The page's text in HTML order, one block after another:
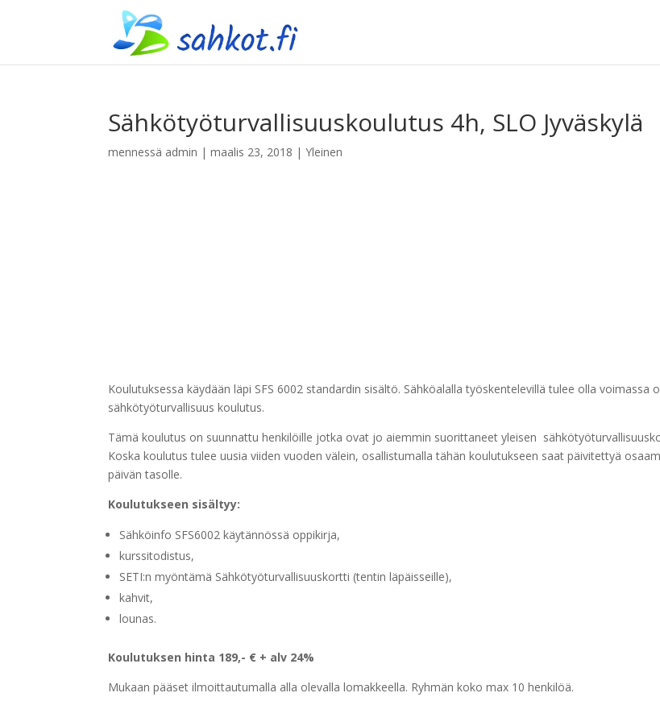
Sähkötyöturvallisuuskoulutus 4h, SLO Jyväskylä
mennessä admin |maalis 23, 2018 | Yleinen
Koulutuksessa käydään läpi SFS 6002 standardin sisältö. Sähköalalla työskentelevillä tulee olla voimassa
sähkötyöturvallisuus koulutus.
Tämä koulutus on suunnattu henkilöille jotka ovat jo aiemmin suorittaneet yleisen
Koska koulutus tulee uusia viiden vuoden välein, osallistumalla tähän koulutukseen saat päivitettyä
päivän tasolle.
Koulutukseen sisältyy:
Sähköinfo SFS6002 käytännössä oppikirja,
kurssitodistus,
SETI:n myöntämä Sähkötyöturvallisuuskortti (tentin läpäisseille),
kahvit,
lounas.
Koulutuksen hinta 189,- € + alv 24%
Mukaan pääset ilmoittautumalla alla olevalla lomakkeella. Ryhmän koko max 10 henkilöä.